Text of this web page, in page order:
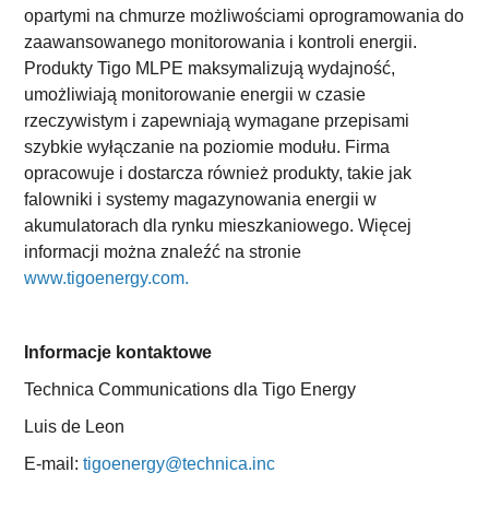
opartymi na chmurze możliwościami oprogramowania do
zaawansowanego monitorowania i kontroli energii.
Produkty Tigo MLPE maksymalizują wydajność,
umożliwiają monitorowanie energii w czasie
rzeczywistym i zapewniają wymagane przepisami
szybkie wyłączanie na poziomie modułu. Firma
opracowuje i dostarcza również produkty, takie jak
falowniki i systemy magazynowania energii w
akumulatorach dla rynku mieszkaniowego. Więcej
informacji można znaleźć na stronie
www.tigoenergy.com.
Informacje kontaktowe
Technica Communications dla Tigo Energy
Luis de Leon
E-mail:tigoenergy@technica.inc